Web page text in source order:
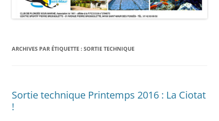
ARCHIVES PAR ÉTIQUETTE : SORTIE TECHNIQUE
Sortie technique Printemps 2016 : La Ciotat
!